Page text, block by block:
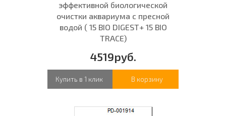
эффективной биологической
очистки аквариума с пресной
водой ( 15 BIO DIGEST+ 15 BIO
TRACE)
4519руб.
Купить в 1 клик В корзину